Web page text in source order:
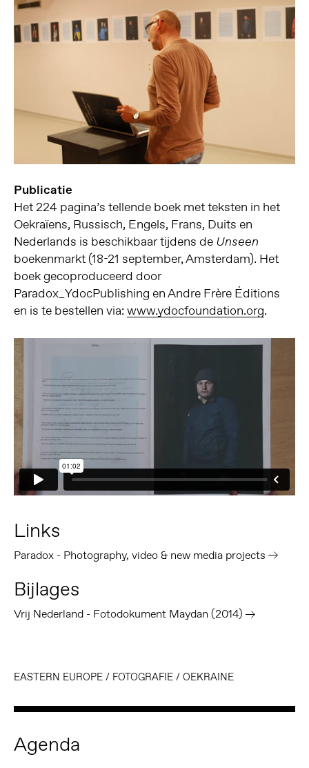
Publicatie
Het 224 pagina’s tellende boek met teksten in het
Oekraïens, Russisch, Engels, Frans, Duits en
Nederlands is beschikbaar ​​tijdens de Unseen
boekenmarkt (18-21 september, Amsterdam). Het
boek gecoproduceerd door
Paradox_YdocPublishing en Andre Frère Éditions
en is te bestellen via: www.ydocfoundation.org.
Links
Paradox - Photography, video & new media projects
Bijlages
Vrij Nederland - Fotodokument Maydan (2014)
EASTERN EUROPE/ FOTOGRAFIE/ OEKRAINE
Agenda